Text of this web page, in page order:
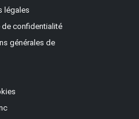
légales
de confidentialité
générales de